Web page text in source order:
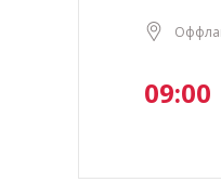
09:00